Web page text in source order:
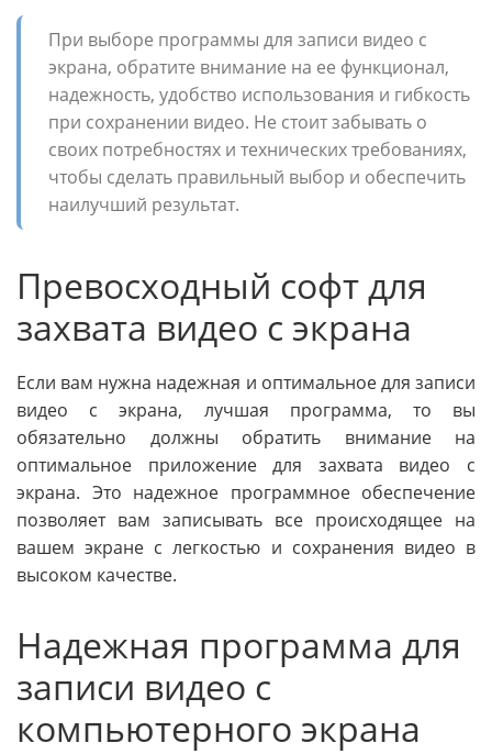
При выборе программы для записи видео с
экрана, обратите внимание на ее функционал,
надежность, удобство использования и гибкость
при сохранении видео. Не стоит забывать о
своих потребностях и технических требованиях,
чтобы сделать правильный выбор и обеспечить
наилучший результат.
Превосходный софт для
захвата видео с экрана
Если вам нужна надежная и оптимальное для записи
видео с экрана, лучшая программа, то вы
обязательно должны обратить внимание на
оптимальное приложение для захвата видео с
экрана. Это надежное программное обеспечение
позволяет вам записывать все происходящее на
вашем экране с легкостью и сохранения видео в
высоком качестве.
Надежная программа для
записи видео с
компьютерного экрана